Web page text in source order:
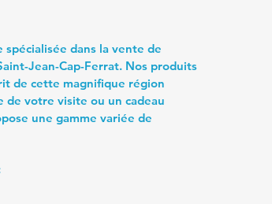
dans la vente de
Jean-Cap-Ferrat. Nos produits
de cette magnifique région
de votre visite ou un cadeau
une gamme variée de